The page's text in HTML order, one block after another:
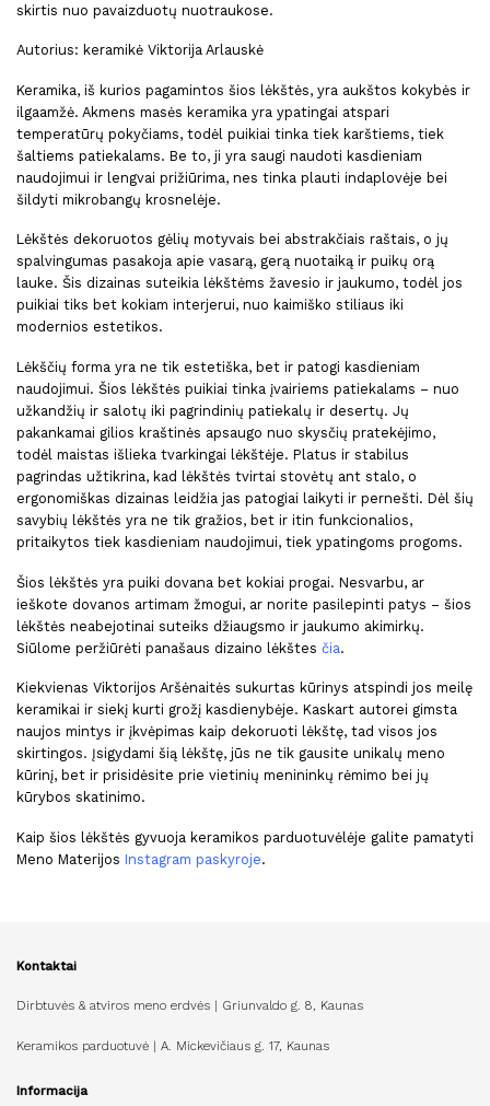
skirtis nuo pavaizduotų nuotraukose.
Autorius: keramikė Viktorija Arlauskė
Keramika, iš kurios pagamintos šios lėkštės, yra aukštos kokybės ir
ilgaamžė. Akmens masės keramika yra ypatingai atspari
temperatūrų pokyčiams, todėl puikiai tinka tiek karštiems, tiek
šaltiems patiekalams. Be to, ji yra saugi naudoti kasdieniam
naudojimui ir lengvai prižiūrima, nes tinka plauti indaplovėje bei
šildyti mikrobangų krosnelėje.
Lėkštės dekoruotos gėlių motyvais bei abstrakčiais raštais, o jų
spalvingumas pasakoja apie vasarą, gerą nuotaiką ir puikų orą
lauke. Šis dizainas suteikia lėkštėms žavesio ir jaukumo, todėl jos
puikiai tiks bet kokiam interjerui, nuo kaimiško stiliaus iki
modernios estetikos.
Lėkščių forma yra ne tik estetiška, bet ir patogi kasdieniam
naudojimui. Šios lėkštės puikiai tinka įvairiems patiekalams – nuo
užkandžių ir salotų iki pagrindinių patiekalų ir desertų. Jų
pakankamai gilios kraštinės apsaugo nuo skysčių pratekėjimo,
todėl maistas išlieka tvarkingai lėkštėje. Platus ir stabilus
pagrindas užtikrina, kad lėkštės tvirtai stovėtų ant stalo, o
ergonomiškas dizainas leidžia jas patogiai laikyti ir pernešti. Dėl šių
savybių lėkštės yra ne tik gražios, bet ir itin funkcionalios,
pritaikytos tiek kasdieniam naudojimui, tiek ypatingoms progoms.
Šios lėkštės yra puiki dovana bet kokiai progai. Nesvarbu, ar
ieškote dovanos artimam žmogui, ar norite pasilepinti patys – šios
lėkštės neabejotinai suteiks džiaugsmo ir jaukumo akimirkų.
Siūlome peržiūrėti panašaus dizaino lėkštes čia.
Kiekvienas Viktorijos Aršėnaitės sukurtas kūrinys atspindi jos meilę
keramikai ir siekį kurti grožį kasdienybėje. Kaskart autorei gimsta
naujos mintys ir įkvėpimas kaip dekoruoti lėkštę, tad visos jos
skirtingos. Įsigydami šią lėkštę, jūs ne tik gausite unikalų meno
kūrinį, bet ir prisidėsite prie vietinių menininkų rėmimo bei jų
kūrybos skatinimo.
Kaip šios lėkštės gyvuoja keramikos parduotuvėlėje galite pamatyti
Meno Materijos Instagram paskyroje.
Kontaktai
Dirbtuvės & atviros meno erdvės | Griunvaldo g. 8, Kaunas
Keramikos parduotuvė | A. Mickevičiaus g. 17, Kaunas
Informacija